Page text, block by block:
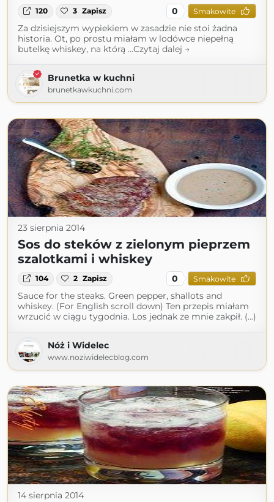
120 3 Zapisz 0 Smakowite
Za dzisiejszym wypiekiem w zasadzie nie stoi żadna
historia. Ot, po prostu miałam w lodówce niepełną
butelkę whiskey, na którą …Czytaj dalej →
Brunetka w kuchni
brunetkawkuchni.com
23 sierpnia 2014
Sos do steków z zielonym pieprzem
szalotkami i whiskey
104 2 Zapisz 0 Smakowite
Sauce for the steaks. Green pepper, shallots and
whiskey. (For English scroll down) Ten przepis miałam
wrzucić w ciągu tygodnia. Los jednak ze mnie zakpił. (...)
Nóż i Widelec
www.noziwidelecblog.com
14 sierpnia 2014